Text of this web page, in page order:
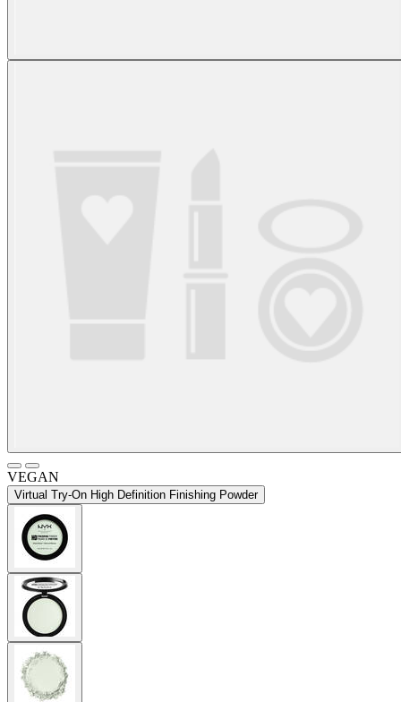
VEGAN
Virtual Try-On High Definition Finishing Powder